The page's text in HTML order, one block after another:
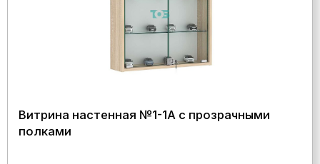
Витрина настенная №1-1А с прозрачными
полками